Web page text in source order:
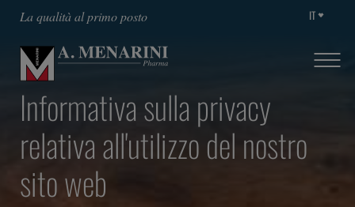
La qualità al primo posto IT
Informativa sulla privacy
relativa all'utilizzo del nostro
sito web